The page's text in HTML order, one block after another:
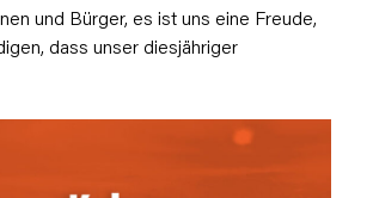
und Bürger, es ist uns eine Freude,
dass unser diesjähriger